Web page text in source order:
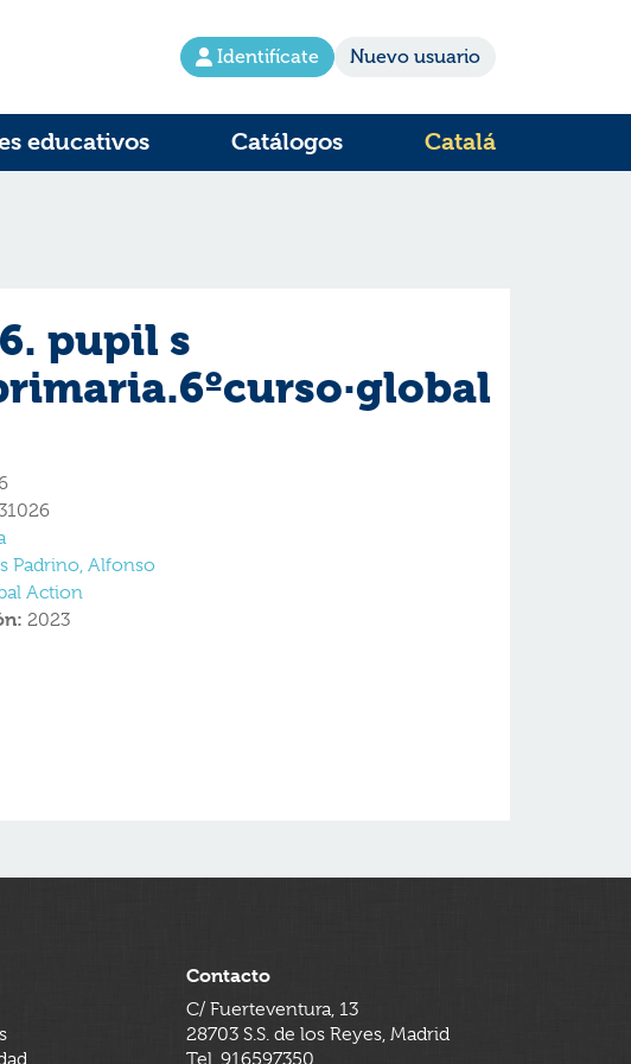
Identifícate Nuevo usuario
educativos Catálogos Catalá
pupil s
Padrino, Alfonso
Action
2023
Contacto
C/ Fuerteventura, 13
28703 S.S. de los Reyes, Madrid
Tel. 916597350